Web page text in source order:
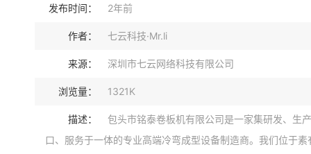
发布时间： 2年前
作者： 七云科技·Mr.li
来源： 深圳市七云网络科技有限公司
浏览量： 1321K
描述：
包头市铭泰卷板机有限公司是一家集研发、生
口、服务于一体的专业高端冷弯成型设备制造商。我们位于素